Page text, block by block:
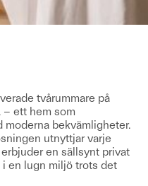
tvårummare på
– ett hem som
moderna bekvämligheter.
utnyttjar varje
en sällsynt privat
en lugn miljö trots det